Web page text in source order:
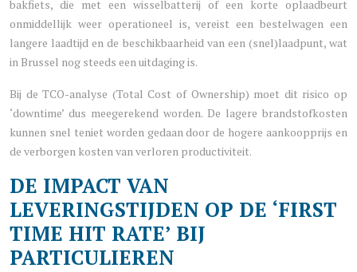
bakfiets, die met een wisselbatterij of een korte oplaadbeurt
onmiddellijk weer operationeel is, vereist een bestelwagen een
langere laadtijd en de beschikbaarheid van een (snel)laadpunt, wat
in Brussel nog steeds een uitdaging is.
Bij de TCO-analyse (Total Cost of Ownership) moet dit risico op
‘downtime’ dus meegerekend worden. De lagere brandstofkosten
kunnen snel teniet worden gedaan door de hogere aankoopprijs en
de verborgen kosten van verloren productiviteit.
DE IMPACT VAN
LEVERINGSTIJDEN OP DE ‘FIRST
TIME HIT RATE’ BIJ
PARTICULIEREN